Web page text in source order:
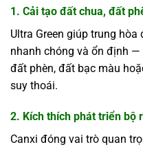
1. Cải tạo đất chua, đất
Ultra Green giúp trung
nhanh chóng và ổn định
đất phèn, đất bạc màu
suy thoái.
2. Kích thích phát triển bộ
Canxi đóng vai trò quan